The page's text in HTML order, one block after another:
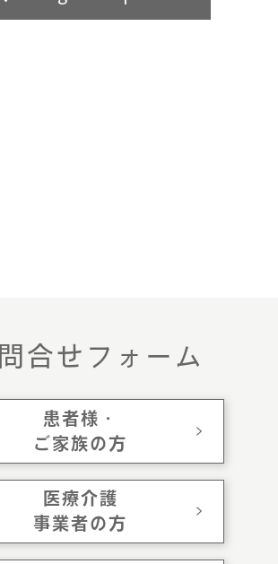
問合せフォーム
患者様・
ご家族の方
医療介護
事業者の方